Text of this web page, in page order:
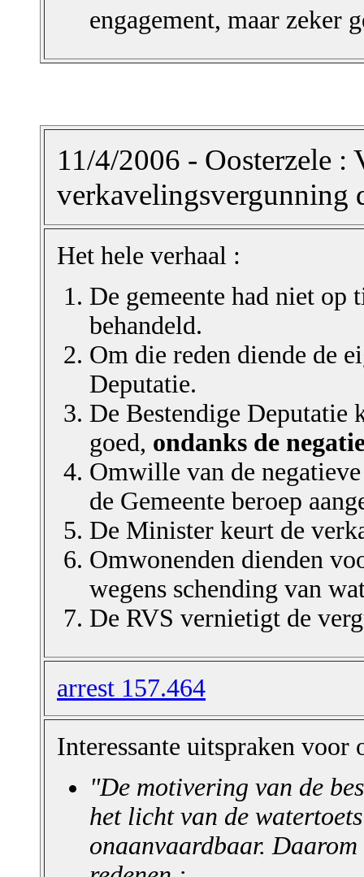
engagement, maar zeker
11/4/2006 - Oosterzele :
verkavelingsvergunning
Het hele verhaal :
De gemeente had niet op
behandeld.
Om die reden diende de
Deputatie.
De Bestendige Deputatie
goed, ondanks de
Omwille van de
de Gemeente beroep
De Minister keurt de
Omwonenden dienden
wegens schending van
De RVS vernietigt de
arrest 157.464
Interessante uitspraken voor
"De motivering van de
het licht van de
onaanvaardbaar.